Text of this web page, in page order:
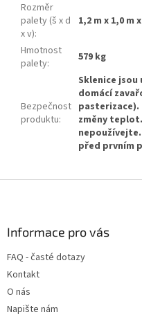
Rozměr
palety (š x d
x v):
1,2 m x 1,0 m
Hmotnost
palety: 579 kg
Bezpečnost
produktu:
Sklenice
domácí
pasterizace).
změny
před prvním
Informace pro vás
FAQ - časté dotazy
Kontakt
O nás
Napište nám